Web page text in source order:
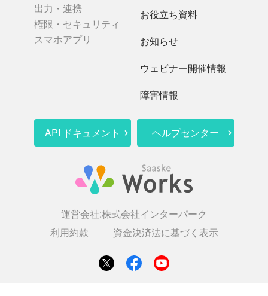
出力・連携
権限・セキュリティ
スマホアプリ
お役立ち資料
お知らせ
ウェビナー開催情報
障害情報
API ドキュメント ヘルプセンター
運営会社:株式会社インターパーク
利用約款
資金決済法に基づく表示